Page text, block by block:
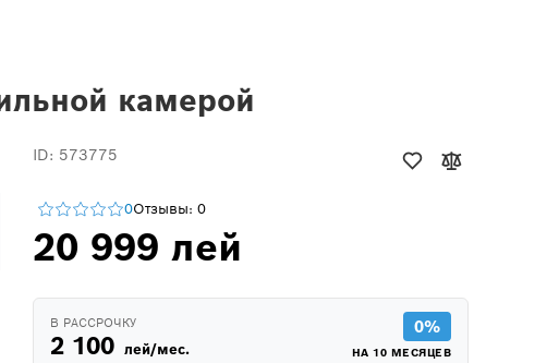
камерой
ID: 573775
0Отзывы: 0
20 999 лей
В РАССРОЧКУ
2 100 лей/мес.
0%
НА 10 МЕСЯЦЕВ